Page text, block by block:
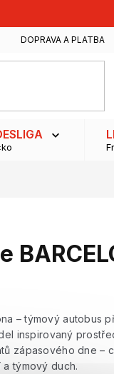
DOPRAVA A PLATBA
– týmový autobus
inspirovaný
zápasového dne –
týmový duch.